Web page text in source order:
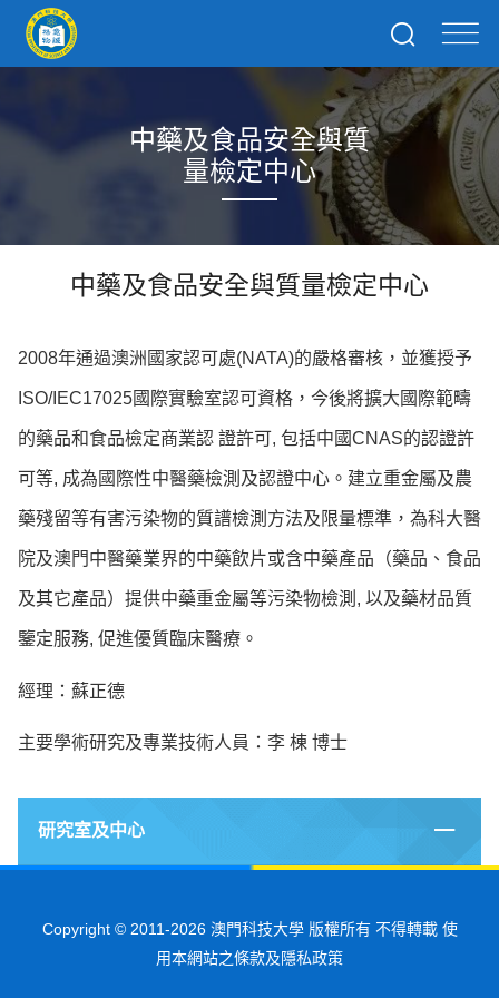
中藥及食品安全與質
量檢定中心
中藥及食品安全與質量檢定中心
2008年通過澳洲國家認可處(NATA)的嚴格審核，並獲授予
ISO/IEC17025國際實驗室認可資格，今後將擴大國際範疇
的藥品和食品檢定商業認 證許可, 包括中國CNAS的認證許
可等, 成為國際性中醫藥檢測及認證中心。建立重金屬及農
藥殘留等有害污染物的質譜檢測方法及限量標準，為科大醫
院及澳門中醫藥業界的中藥飲片或含中藥產品（藥品、食品
及其它產品）提供中藥重金屬等污染物檢測, 以及藥材品質
鑒定服務, 促進優質臨床醫療。
經理：蘇正德
主要學術研究及專業技術人員：李 棟 博士
研究室及中心
Copyright © 2011-2026 澳門科技大學 版權所有 不得轉載 使
用本網站之條款及隱私政策